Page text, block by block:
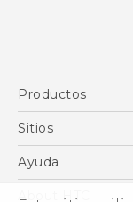
Productos
5G
EXODUS
Sitios
HTC Desarrollo
Ayuda
About HTC